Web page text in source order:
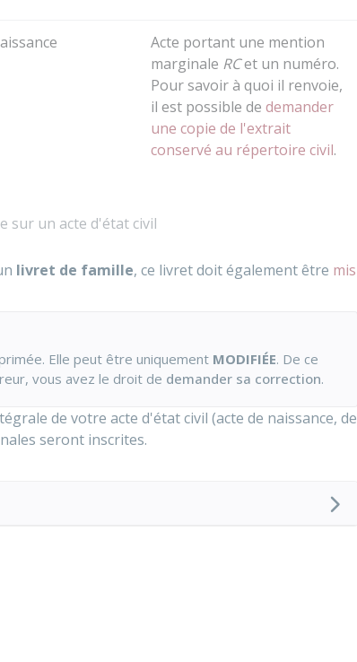
sur un acte d'état civil
Acte portant une mention
marginale RCet un numéro.
Pour savoir à quoi il renvoie,
il est possible de demander
une copie de l'extrait
conservé au répertoire civil.
livret de famille, ce livret doit également être mis
Elle peut être uniquement MODIFIÉE. De ce
vous avez le droit de demander sa correction.
de votre acte d'état civil (acte de naissance, de
seront inscrites.